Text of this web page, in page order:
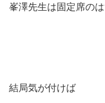
峯澤先生は固定席の
結局気が付けば